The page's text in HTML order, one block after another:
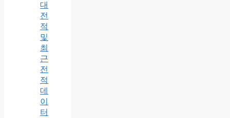
대
전
적
및
최
근
전
적
데
이
터